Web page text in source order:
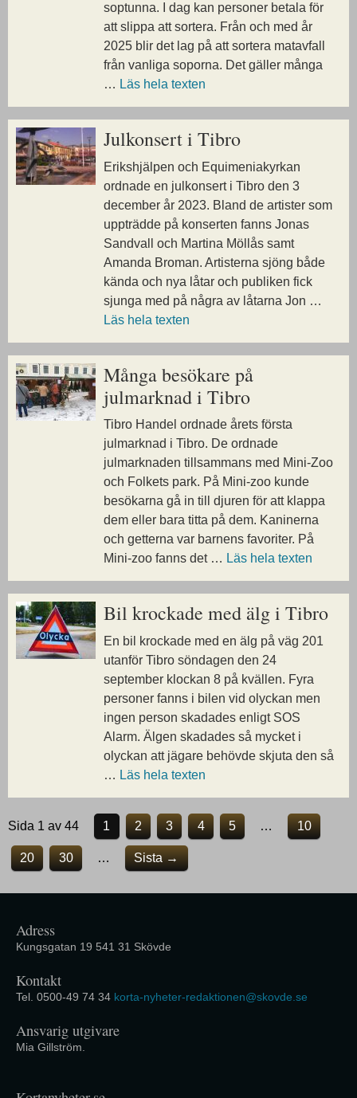
soptunna. I dag kan personer betala för
att slippa att sortera. Från och med år
2025 blir det lag på att sortera matavfall
från vanliga soporna. Det gäller många
… Läs hela texten
Julkonsert i Tibro
Erikshjälpen och Equimeniakyrkan
ordnade en julkonsert i Tibro den 3
december år 2023. Bland de artister som
uppträdde på konserten fanns Jonas
Sandvall och Martina Möllås samt
Amanda Broman. Artisterna sjöng både
kända och nya låtar och publiken fick
sjunga med på några av låtarna Jon …
Läs hela texten
Många besökare på
julmarknad i Tibro
Tibro Handel ordnade årets första
julmarknad i Tibro. De ordnade
julmarknaden tillsammans med Mini-Zoo
och Folkets park. På Mini-zoo kunde
besökarna gå in till djuren för att klappa
dem eller bara titta på dem. Kaninerna
och getterna var barnens favoriter. På
Mini-zoo fanns det … Läs hela texten
Bil krockade med älg i Tibro
En bil krockade med en älg på väg 201
utanför Tibro söndagen den 24
september klockan 8 på kvällen. Fyra
personer fanns i bilen vid olyckan men
ingen person skadades enligt SOS
Alarm. Älgen skadades så mycket i
olyckan att jägare behövde skjuta den så
… Läs hela texten
Sida 1 av 44 1 2 3 4 5 … 10
20 30 … Sista →
Adress
Kungsgatan 19 541 31 Skövde
Kontakt
Tel. 0500-49 74 34 korta-nyheter-redaktionen@skovde.se
Ansvarig utgivare
Mia Gillström.